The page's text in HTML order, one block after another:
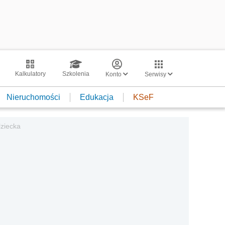
Kalkulatory Szkolenia Konto Serwisy
Nieruchomości Edukacja KSeF